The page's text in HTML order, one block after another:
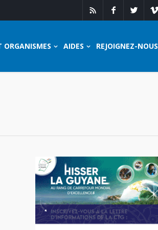
ORGANISMES AIDES REJOIGNEZ-NOUS